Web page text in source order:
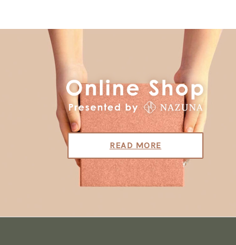
READ MORE